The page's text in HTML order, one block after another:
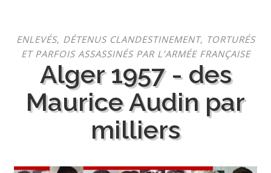
contenu
ENLEVÉS, DÉTENUS CLANDESTINEMENT, TORTURÉS
ET PARFOIS ASSASSINÉS PAR L’ARMÉE FRANÇAISE
Alger 1957 - des
Maurice Audin par
milliers